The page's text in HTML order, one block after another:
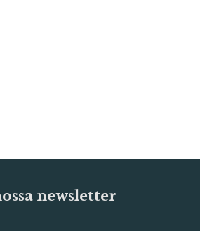
newsletter